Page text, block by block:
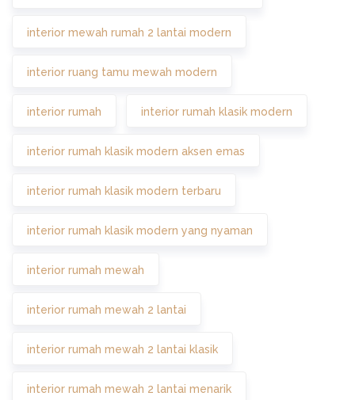
interior mewah rumah 2 lantai modern
interior ruang tamu mewah modern
interior rumah interior rumah klasik modern
interior rumah klasik modern aksen emas
interior rumah klasik modern terbaru
interior rumah klasik modern yang nyaman
interior rumah mewah
interior rumah mewah 2 lantai
interior rumah mewah 2 lantai klasik
interior rumah mewah 2 lantai menarik